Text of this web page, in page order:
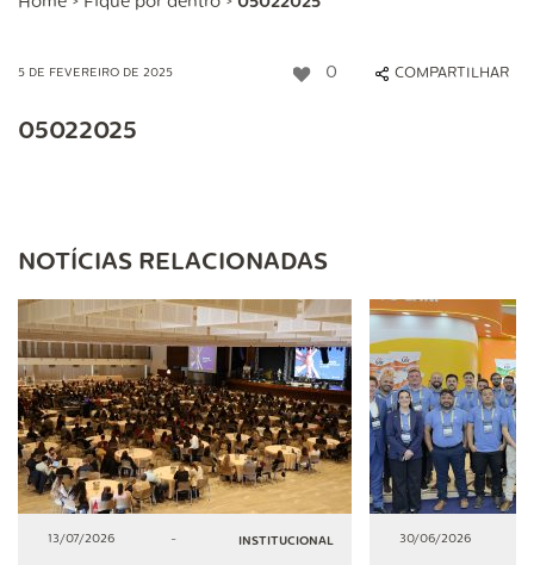
5 DE FEVEREIRO DE 2025 0 COMPARTILHAR
05022025
NOTÍCIAS RELACIONADAS
13/07/2026 - INSTITUCIONAL 30/06/2026